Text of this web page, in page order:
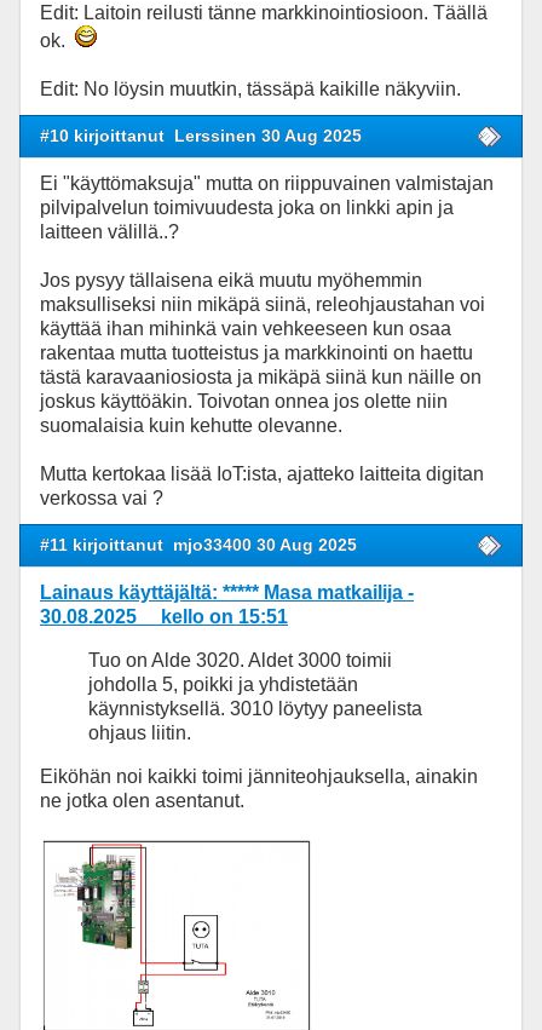
Edit: Laitoin reilusti tänne markkinointiosioon. Täällä
ok.
Edit: No löysin muutkin, tässäpä kaikille näkyviin.
#10 kirjoittanut Lerssinen 30 Aug 2025
Ei "käyttömaksuja" mutta on riippuvainen valmistajan
pilvipalvelun toimivuudesta joka on linkki apin ja
laitteen välillä..?
Jos pysyy tällaisena eikä muutu myöhemmin
maksulliseksi niin mikäpä siinä, releohjaustahan voi
käyttää ihan mihinkä vain vehkeeseen kun osaa
rakentaa mutta tuotteistus ja markkinointi on haettu
tästä karavaaniosiosta ja mikäpä siinä kun näille on
joskus käyttöäkin. Toivotan onnea jos olette niin
suomalaisia kuin kehutte olevanne.
Mutta kertokaa lisää IoT:ista, ajatteko laitteita digitan
verkossa vai ?
#11 kirjoittanut mjo33400 30 Aug 2025
Lainaus käyttäjältä: ***** Masa matkailija -
30.08.2025 kello on 15:51
Tuo on Alde 3020. Aldet 3000 toimii
johdolla 5, poikki ja yhdistetään
käynnistyksellä. 3010 löytyy paneelista
ohjaus liitin.
Eiköhän noi kaikki toimi jänniteohjauksella, ainakin
ne jotka olen asentanut.